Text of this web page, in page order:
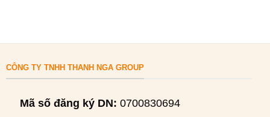
CÔNG TY TNHH THANH NGA GROUP
Mã số đăng ký DN: 0700830694